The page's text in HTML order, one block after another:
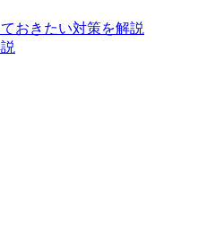
おきたい対策を解説